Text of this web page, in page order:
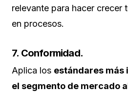
relevante para hacer crecer
en procesos.
7. Conformidad.
Aplica los estándares más
el segmento de mercado